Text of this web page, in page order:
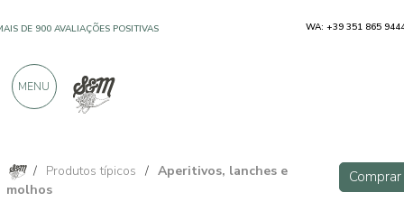
/ Produtos típicos / Aperitivos, lanches e
molhos
Comprar
DE 900 AVALIAÇÕES POSITIVAS WA: +39 351 865
MENU